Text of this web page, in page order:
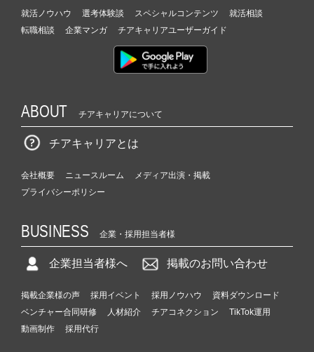
就活ノウハウ 選考体験談 スペシャルコンテンツ
就活相談
転職相談
企業マンガ チアキャリアユーザーガイド
ABOUT チアキャリアについて
チアキャリアとは
会社概要 ニュースルーム
メディア出演・掲載
プライバシーポリシー
BUSINESS 企業・採用担当者様
企業担当者様へ 掲載のお問い合わせ
掲載企業様の声 採用イベント 採用ノウハウ
資料ダウンロード
ベンチャー合同研修
人材紹介 チアコネクション
TikTok運用
動画制作
採用代行